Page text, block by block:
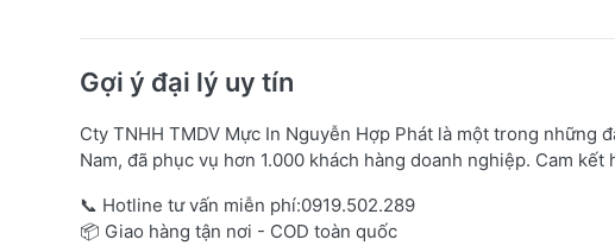
Gợi ý đại lý uy tín
Cty TNHH TMDV Mực In Nguyễn Hợp Phát là một trong những
Nam, đã phục vụ hơn 1.000 khách hàng doanh nghiệp. Cam
📞 Hotline tư vấn miễn phí:0919.502.289
📦 Giao hàng tận nơi - COD toàn quốc